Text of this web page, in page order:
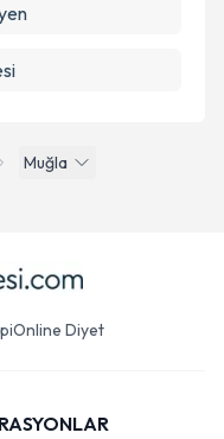
Muğla
Online Diyet